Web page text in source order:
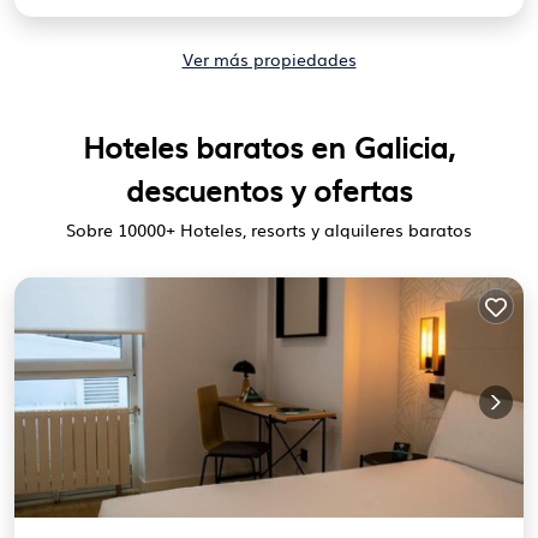
Ver más propiedades
Hoteles baratos en Galicia,
descuentos y ofertas
Sobre 10000+ Hoteles, resorts y alquileres baratos